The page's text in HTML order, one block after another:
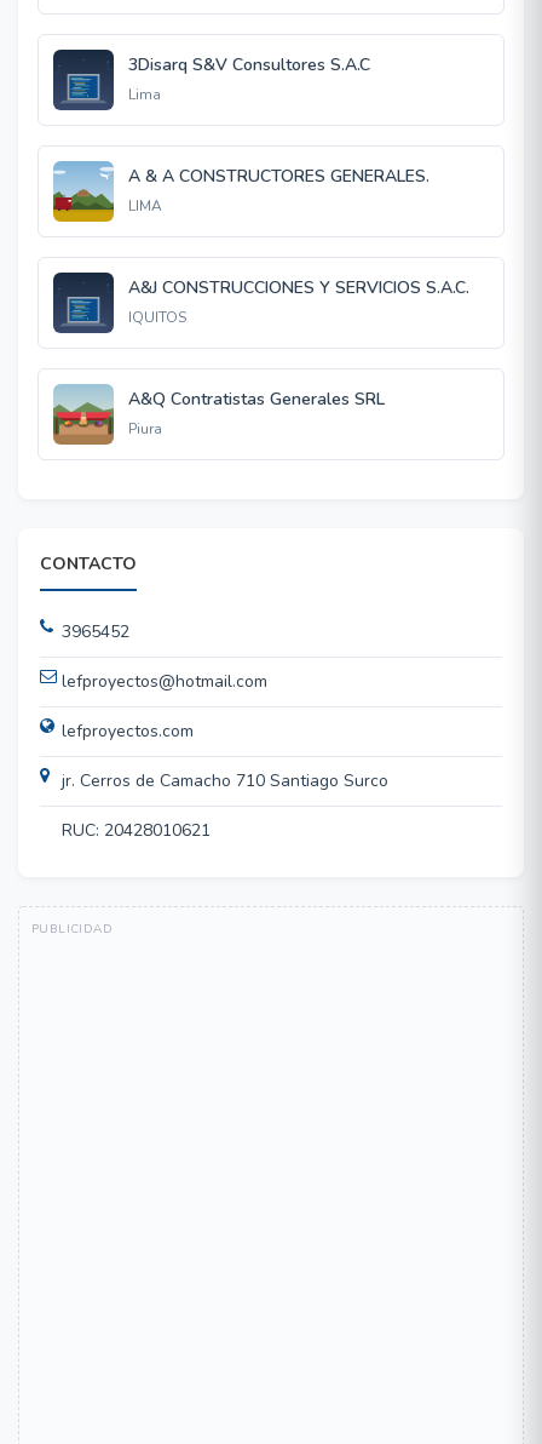
3Disarq S&V Consultores S.A.C
Lima
A & A CONSTRUCTORES GENERALES.
LIMA
A&J CONSTRUCCIONES Y SERVICIOS S.A.C.
IQUITOS
A&Q Contratistas Generales SRL
Piura
CONTACTO
3965452
lefproyectos@hotmail.com
lefproyectos.com
jr. Cerros de Camacho 710 Santiago Surco
RUC: 20428010621